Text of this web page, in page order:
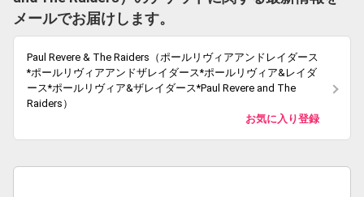
メールでお届けします。
Paul Revere & The Raiders（ポールリヴィアアンドレイダース
*ポールリヴィアアンドザレイダース*ポールリヴィア&レイダ
ース*ポールリヴィア&ザレイダース*Paul Revere and The
Raiders）
お気に入り登録